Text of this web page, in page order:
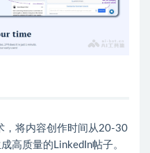
，将内容创作时间从20-30
高质量的LinkedIn帖子。